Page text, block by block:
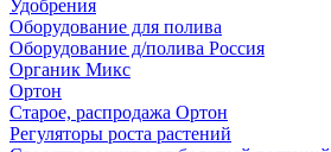
Удобрения
Оборудование для полива
Оборудование д/полива Россия
Органик Микс
Ортон
Старое, распродажа Ортон
Регуляторы роста растений